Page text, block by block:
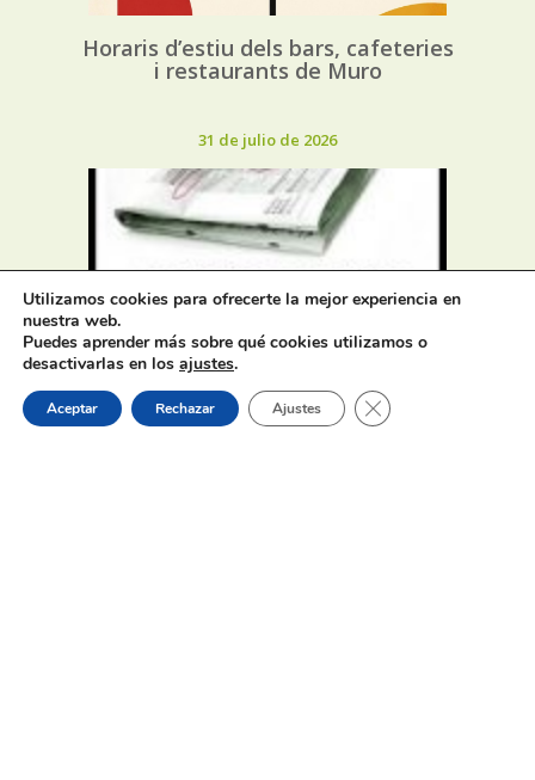
Horaris d’estiu dels bars, cafeteries
i restaurants de Muro
31 de julio de 2026
Oferta de Trabajo: SAD, SERVICIO
DE AYUDA A DOMICILIO
31 de julio de 2026
Utilizamos cookies para ofrecerte la mejor experiencia en
nuestra web.
Puedes aprender más sobre qué cookies utilizamos o
desactivarlas en los ajustes.
Aceptar Rechazar Ajustes Cerrar el banner de